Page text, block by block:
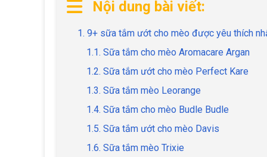
Nội dung bài viết:
1. 9+ sữa tắm ướt cho mèo được yêu thích
1.1. Sữa tắm cho mèo Aromacare Argan
1.2. Sữa tắm ướt cho mèo Perfect Kare
1.3. Sữa tắm mèo Leorange
1.4. Sữa tắm cho mèo Budle Budle
1.5. Sữa tắm ướt cho mèo Davis
1.6. Sữa tắm mèo Trixie